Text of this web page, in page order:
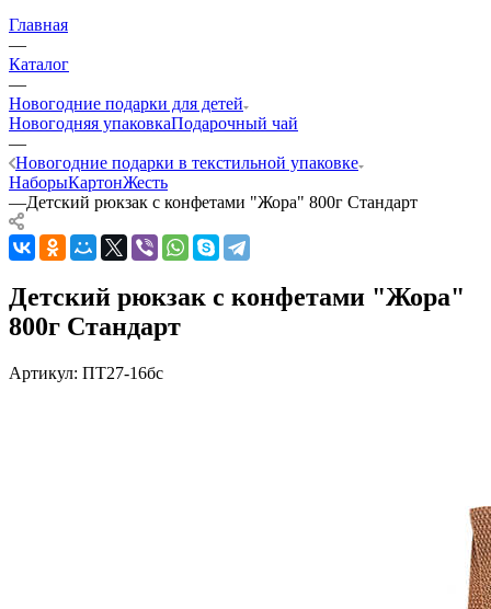
Главная
—
Каталог
—
Новогодние подарки для детей
Новогодняя упаковкаПодарочный чай
—
Новогодние подарки в текстильной упаковке
НаборыКартонЖесть
—Детский рюкзак с конфетами "Жора" 800г Стандарт
Детский рюкзак с конфетами "Жора"
800г Стандарт
Артикул: ПТ27-16бс